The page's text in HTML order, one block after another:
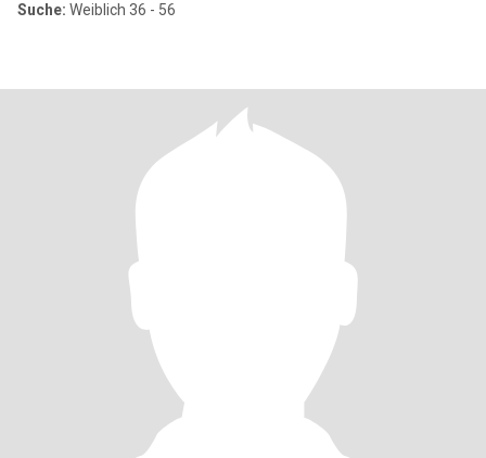
Suche: Weiblich 36 - 56